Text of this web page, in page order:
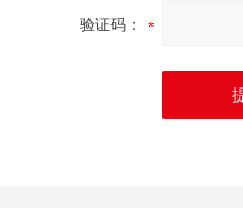
验证码：